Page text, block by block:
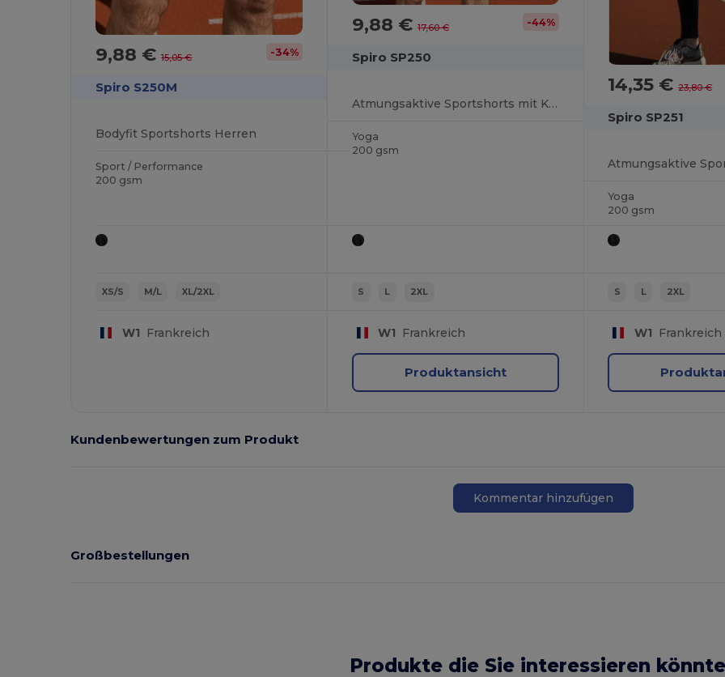
9,88 €15,05 € -34%
Spiro S250M
Bodyfit Sportshorts Herren
Sport / Performance
200 gsm
XS/S M/L XL/2XL
W1 Frankreich
9,88 € 17,60 € -44%
Spiro SP250
Atmungsaktive Sportshorts mit Konturpassform
Yoga
200 gsm
S L 2XL
W1 Frankreich
Produktansicht
14,35 €23,80 €
Spiro SP251
Yoga
200 gsm
S L 2XL
W1 Frankreich
Kundenbewertungen zum Produkt
Kommentar hinzufügen
Großbestellungen
Produkte die Sie interessieren